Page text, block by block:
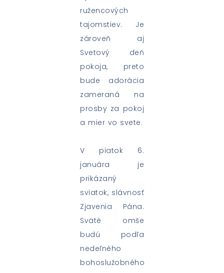
ružencových
tajomstiev. Je
zároveň aj
Svetový deň
pokoja, preto
bude adorácia
zameraná na
prosby za pokoj
a mier vo svete.
V piatok 6.
januára je
prikázaný
sviatok, slávnosť
Zjavenia Pána.
Sväté omše
budú podľa
nedeľného
bohoslužobného